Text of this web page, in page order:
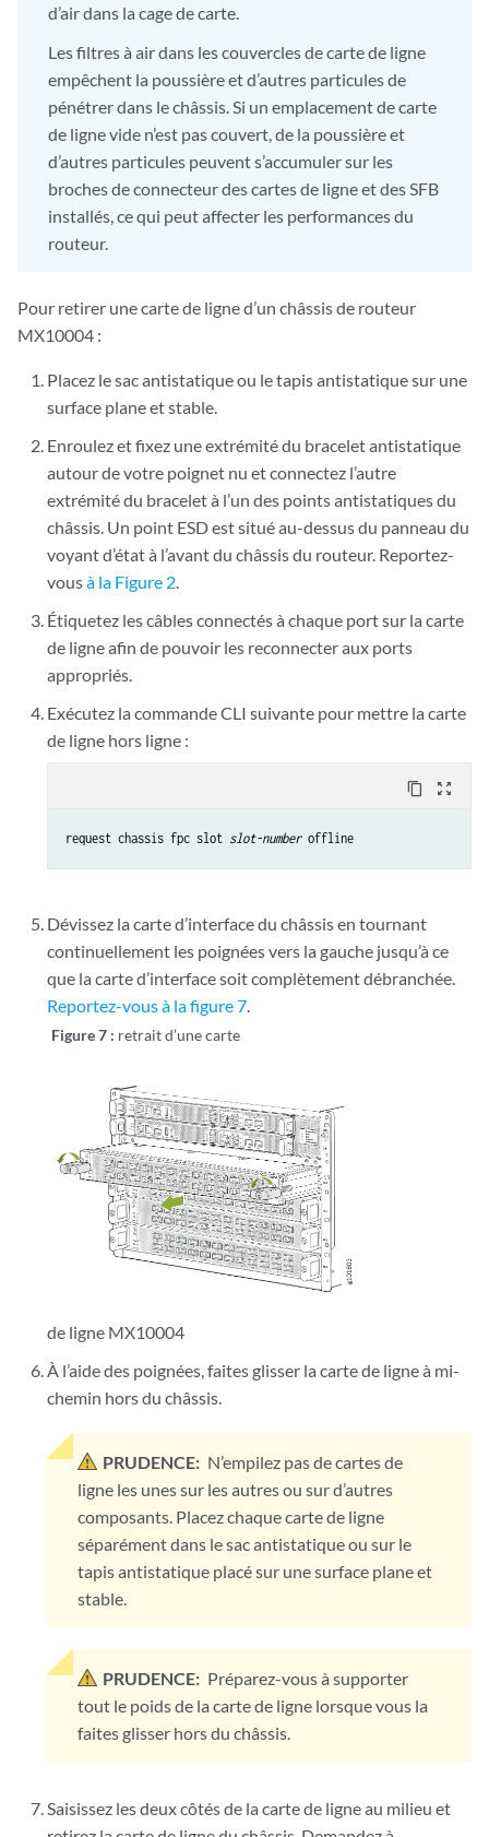
d’air dans la cage de carte.
Les filtres à air dans les couvercles de carte de ligne
empêchent la poussière et d’autres particules de
pénétrer dans le châssis. Si un emplacement de carte
de ligne vide n’est pas couvert, de la poussière et
d’autres particules peuvent s’accumuler sur les
broches de connecteur des cartes de ligne et des SFB
installés, ce qui peut affecter les performances du
routeur.
Pour retirer une carte de ligne d’un châssis de routeur
MX10004 :
Placez le sac antistatique ou le tapis antistatique sur une
surface plane et stable.
Enroulez et fixez une extrémité du bracelet antistatique
autour de votre poignet nu et connectez l’autre
extrémité du bracelet à l’un des points antistatiques du
châssis. Un point ESD est situé au-dessus du panneau du
voyant d’état à l’avant du châssis du routeur. Reportez-
vousà la Figure 2.
Étiquetez les câbles connectés à chaque port sur la carte
de ligne afin de pouvoir les reconnecter aux ports
appropriés.
Exécutez la commande CLI suivante pour mettre la carte
de ligne hors ligne :
content_copy zoom_out_map
request chassis fpc slot slot-number offline
Dévissez la carte d’interface du châssis en tournant
continuellement les poignées vers la gauche jusqu’à ce
que la carte d’interface soit complètement débranchée.
Reportez-vous à la figure 7.
Figure 7 : retrait d’une carte
de ligne MX10004
À l’aide des poignées, faites glisser la carte de ligne à mi-
chemin hors du châssis.
PRUDENCE: N’empilez pas de cartes de
ligne les unes sur les autres ou sur d’autres
composants. Placez chaque carte de ligne
séparément dans le sac antistatique ou sur le
tapis antistatique placé sur une surface plane et
stable.
PRUDENCE: Préparez-vous à supporter
tout le poids de la carte de ligne lorsque vous la
faites glisser hors du châssis.
Saisissez les deux côtés de la carte de ligne au milieu et